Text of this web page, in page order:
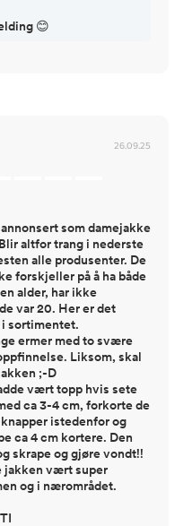
😊
26.09.25
som damejakke
altfor trang i nederste
alle produsenter. De
forskjeller på å ha både
alder, har ikke
var 20. Her er det
sortimentet.
ermer med to svære
Liksom, skal
;-D
vært topp hvis sete
ca 3-4 cm, forkorte de
istedenfor og
ca 4 cm kortere. Den
skrape og gjøre vondt!!
jakken vært super
og i nærområdet.